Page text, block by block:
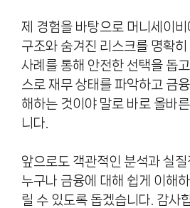
제 경험을 바탕으로 머니세이비
구조와 숨겨진 리스크를 명확
사례를 통해 안전한 선택을 돕
스로 재무 상태를 파악하고 금
해하는 것이야 말로 바로 올바
니다.
앞으로도 객관적인 분석과 실질
누구나 금융에 대해 쉽게 이해
릴 수 있도록 돕겠습니다. 감사